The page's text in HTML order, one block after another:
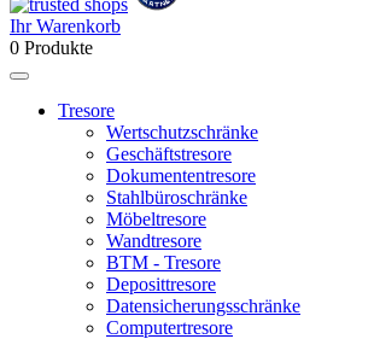
Ihr Warenkorb
0 Produkte
Tresore
Wertschutzschränke
Geschäftstresore
Dokumententresore
Stahlbüroschränke
Möbeltresore
Wandtresore
BTM - Tresore
Deposittresore
Datensicherungsschränke
Computertresore